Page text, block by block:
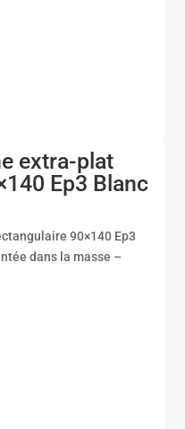
extra-plat
Ep3 Blanc
90×140 Ep3
dans la masse –